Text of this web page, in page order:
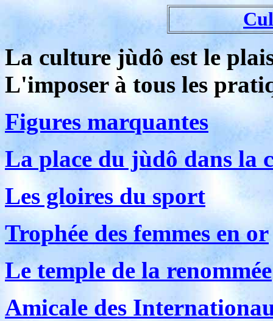
La culture jùdô est le
L'imposer à tous les
Figures marquantes
La place du jùdô dans la
Les gloires du sport
Trophée des femmes en or
Le temple de la renommée
Amicale des